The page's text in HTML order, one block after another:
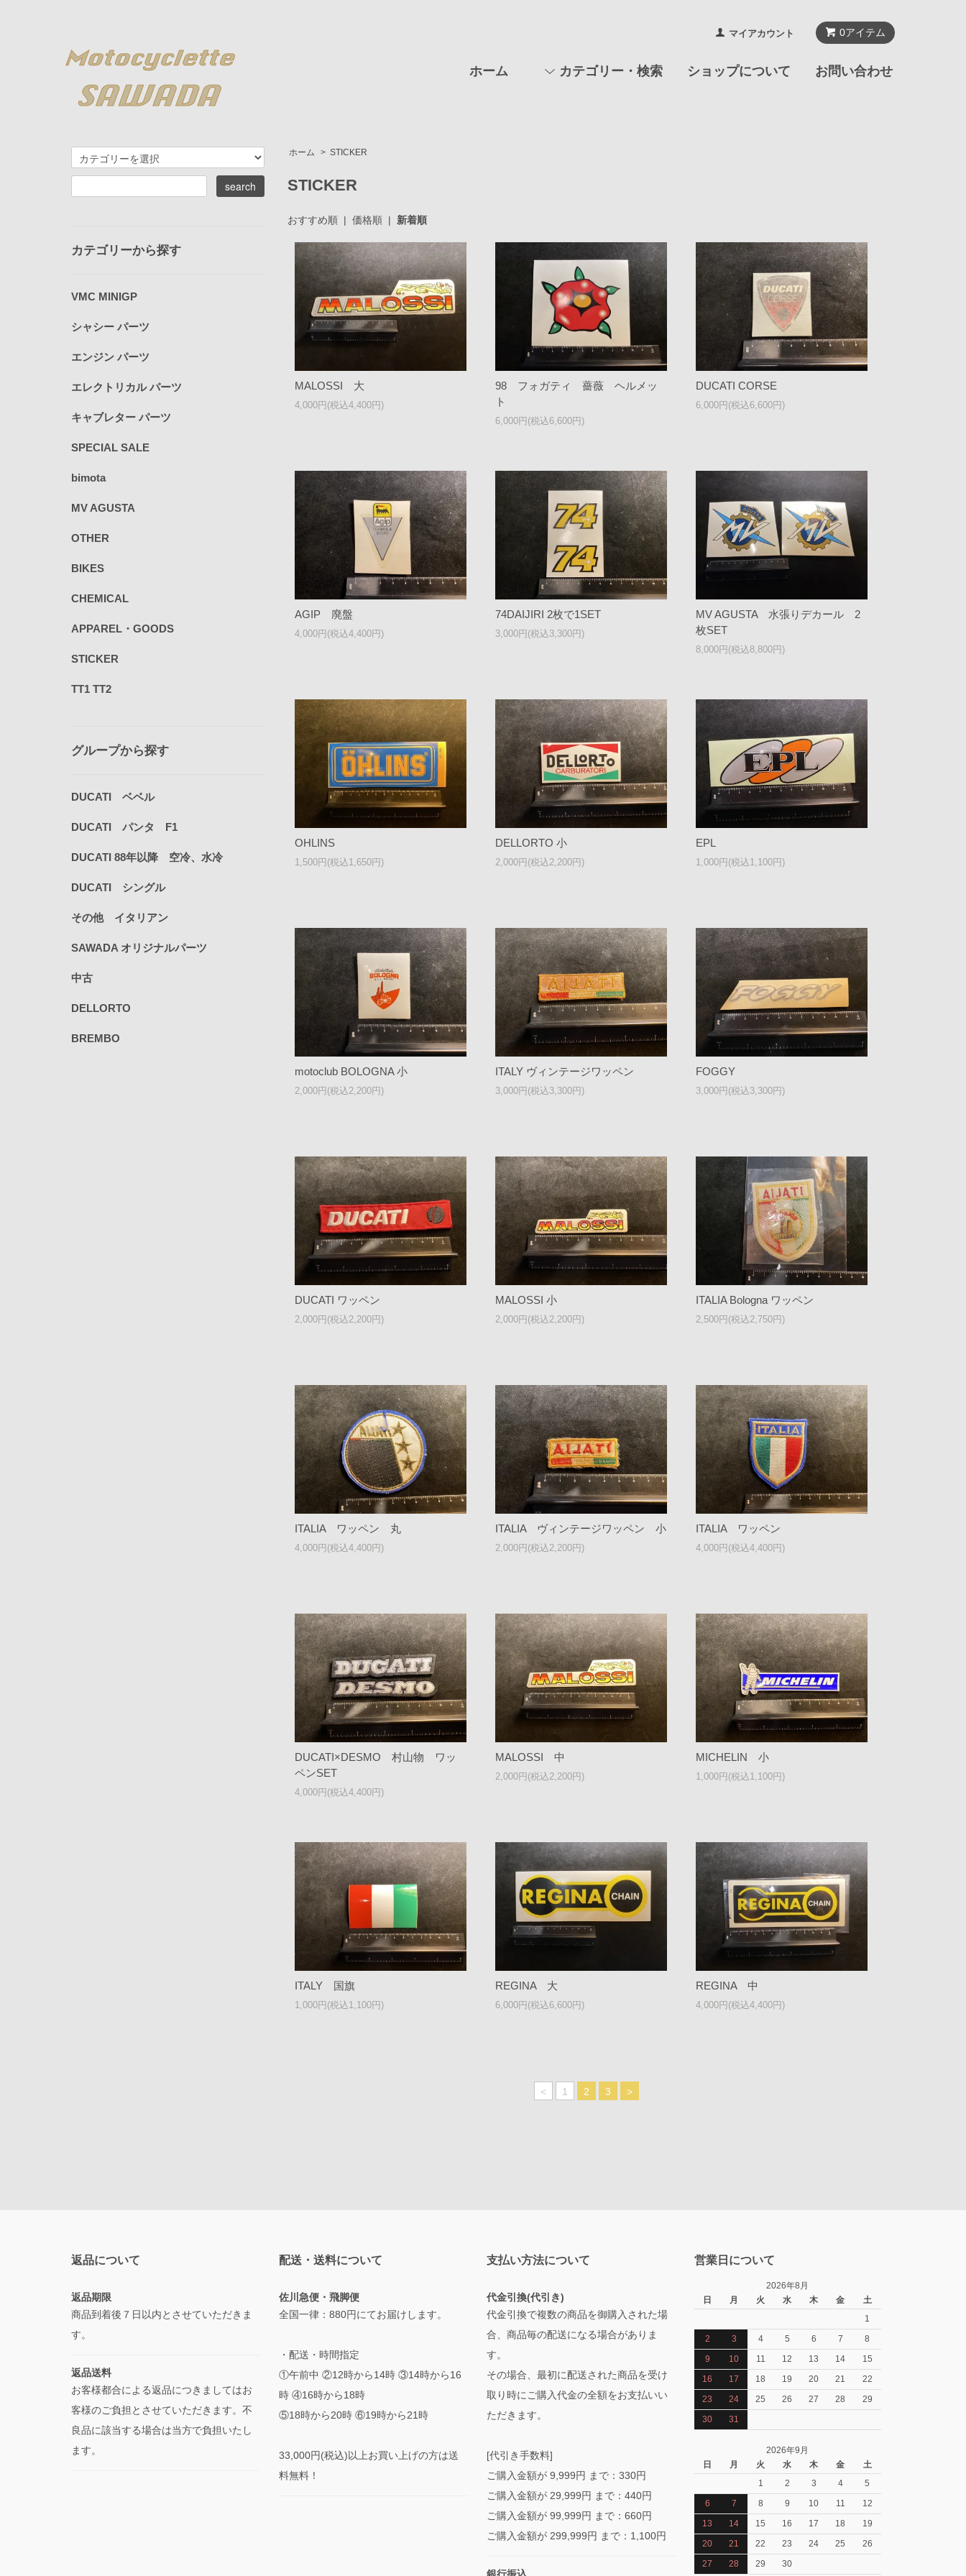
0アイテム
マイアカウント
ホーム カテゴリー・検索 ショップについて お問い合わせ
ホーム > STICKER
STICKER
おすすめ順| 価格順| 新着順
MALOSSI 大
4,000円(税込4,400円)
98 フォガティ 薔薇 ヘルメッ
ト
6,000円(税込6,600円)
DUCATI CORSE
6,000円(税込6,600円)
AGIP 廃盤
4,000円(税込4,400円)
74DAIJIRI 2枚で1SET
3,000円(税込3,300円)
MV AGUSTA 水張りデカール 2
枚SET
8,000円(税込8,800円)
OHLINS
1,500円(税込1,650円)
DELLORTO 小
2,000円(税込2,200円)
EPL
1,000円(税込1,100円)
motoclub BOLOGNA 小
2,000円(税込2,200円)
ITALY ヴィンテージワッペン
3,000円(税込3,300円)
FOGGY
3,000円(税込3,300円)
DUCATI ワッペン
2,000円(税込2,200円)
MALOSSI 小
2,000円(税込2,200円)
ITALIA Bologna ワッペン
2,500円(税込2,750円)
ITALIA ワッペン 丸
4,000円(税込4,400円)
ITALIA ヴィンテージワッペン 小
2,000円(税込2,200円)
ITALIA ワッペン
4,000円(税込4,400円)
DUCATI×DESMO 村山物 ワッ
ペンSET
4,000円(税込4,400円)
MALOSSI 中
2,000円(税込2,200円)
MICHELIN 小
1,000円(税込1,100円)
ITALY 国旗
1,000円(税込1,100円)
REGINA 大
6,000円(税込6,600円)
REGINA 中
4,000円(税込4,400円)
< 1 2 3 >
カテゴリーから探す
VMC MINIGP
シャシー パーツ
エンジン パーツ
エレクトリカル パーツ
キャブレター パーツ
SPECIAL SALE
bimota
MV AGUSTA
OTHER
BIKES
CHEMICAL
APPAREL・GOODS
STICKER
TT1 TT2
グループから探す
DUCATI ベベル
DUCATI パンタ F1
DUCATI 88年以降 空冷、水冷
DUCATI シングル
その他 イタリアン
SAWADA オリジナルパーツ
中古
DELLORTO
BREMBO
返品について
返品期限
商品到着後７日以内とさせていただきま
す。
返品送料
お客様都合による返品につきましてはお
客様のご負担とさせていただきます。不
良品に該当する場合は当方で負担いたし
ます。
配送・送料について
佐川急便・飛脚便
全国一律：880円にてお届けします。
・配送・時間指定
①午前中 ②12時から14時 ③14時から16
時 ④16時から18時
⑤18時から20時 ⑥19時から21時
33,000円(税込)以上お買い上げの方は送
料無料！
支払い方法について
代金引換(代引き)
代金引換で複数の商品を御購入された場
合、商品毎の配送になる場合がありま
す。
その場合、最初に配送された商品を受け
取り時にご購入代金の全額をお支払いい
ただきます。
[代引き手数料]
ご購入金額が 9,999円 まで：330円
ご購入金額が 29,999円 まで：440円
ご購入金額が 99,999円 まで：660円
ご購入金額が 299,999円 まで：1,100円
営業日について
2026年8月
日
月 火 水 木 金
土
1
2
3 4 5 6 7
8
9
10 11 12 13 14
15
16
17 18 19 20 21
22
23
24 25 26 27 28
29
30
31
2026年9月
日
月 火 水 木 金
土
1
2 3 4
5
6
7 8 9 10 11
12
13
14 15 16 17 18
19
20
21 22 23 24 25
26
27
28 29 30